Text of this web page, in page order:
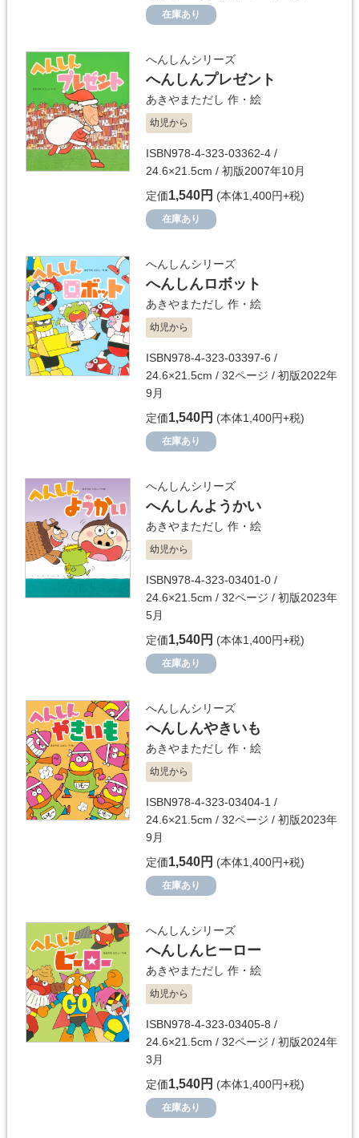
在庫あり
へんしんシリーズ
へんしんプレゼント
あきやまただし 作・絵
幼児から
ISBN978-4-323-03362-4 /
24.6×21.5cm / 初版2007年10月
定価1,540円 (本体1,400円+税)
在庫あり
へんしんシリーズ
へんしんロボット
あきやまただし 作・絵
幼児から
ISBN978-4-323-03397-6 /
24.6×21.5cm / 32ページ / 初版2022年
9月
定価1,540円 (本体1,400円+税)
在庫あり
へんしんシリーズ
へんしんようかい
あきやまただし 作・絵
幼児から
ISBN978-4-323-03401-0 /
24.6×21.5cm / 32ページ / 初版2023年
5月
定価1,540円 (本体1,400円+税)
在庫あり
へんしんシリーズ
へんしんやきいも
あきやまただし 作・絵
幼児から
ISBN978-4-323-03404-1 /
24.6×21.5cm / 32ページ / 初版2023年
9月
定価1,540円 (本体1,400円+税)
在庫あり
へんしんシリーズ
へんしんヒーロー
あきやまただし 作・絵
幼児から
ISBN978-4-323-03405-8 /
24.6×21.5cm / 32ページ / 初版2024年
3月
定価1,540円 (本体1,400円+税)
在庫あり